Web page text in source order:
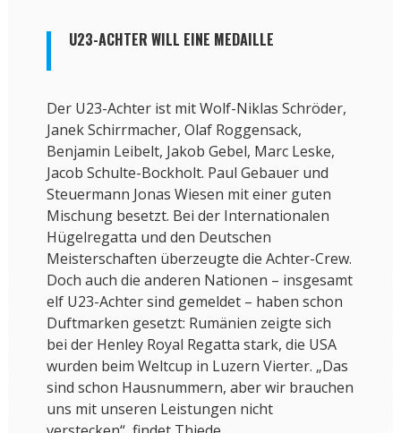
U23-ACHTER WILL EINE MEDAILLE
Der U23-Achter ist mit Wolf-Niklas Schröder,
Janek Schirrmacher, Olaf Roggensack,
Benjamin Leibelt, Jakob Gebel, Marc Leske,
Jacob Schulte-Bockholt. Paul Gebauer und
Steuermann Jonas Wiesen mit einer guten
Mischung besetzt. Bei der Internationalen
Hügelregatta und den Deutschen
Meisterschaften überzeugte die Achter-Crew.
Doch auch die anderen Nationen – insgesamt
elf U23-Achter sind gemeldet – haben schon
Duftmarken gesetzt: Rumänien zeigte sich
bei der Henley Royal Regatta stark, die USA
wurden beim Weltcup in Luzern Vierter. „Das
sind schon Hausnummern, aber wir brauchen
uns mit unseren Leistungen nicht